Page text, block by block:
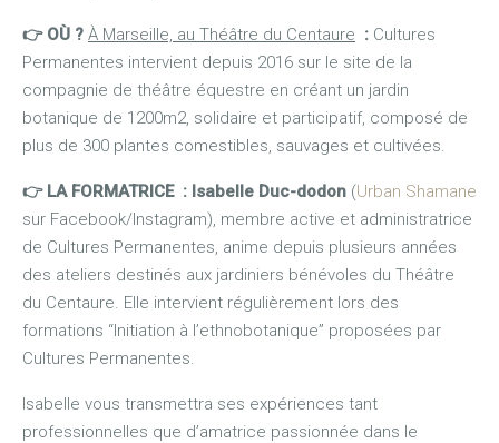
👉 OÙ ? À Marseille, au Théâtre du Centaure : Cultures
Permanentes intervient depuis 2016 sur le site de la
compagnie de théâtre équestre en créant un jardin
botanique de 1200m2, solidaire et participatif, composé de
plus de 300 plantes comestibles, sauvages et cultivées.
👉 LA FORMATRICE : Isabelle Duc-dodon (Urban Shamane
sur Facebook/Instagram), membre active et administratrice
de Cultures Permanentes, anime depuis plusieurs années
des ateliers destinés aux jardiniers bénévoles du Théâtre
du Centaure. Elle intervient régulièrement lors des
formations “Initiation à l’ethnobotanique” proposées par
Cultures Permanentes.
Isabelle vous transmettra ses expériences tant
professionnelles que d’amatrice passionnée dans le